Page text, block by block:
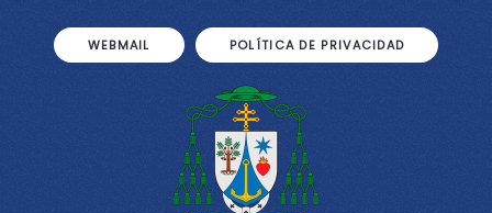
WEBMAIL POLÍTICA DE PRIVACIDAD